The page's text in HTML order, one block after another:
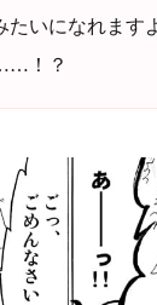
たいになれます
！？